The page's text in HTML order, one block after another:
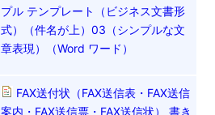
プル テンプレート（ビジネス文書形
式）（件名が上）03（シンプルな文
章表現）（Word ワード）
FAX送付状（FAX送信表・FAX送信
案内・FAX送信票・FAX送信状） 書き